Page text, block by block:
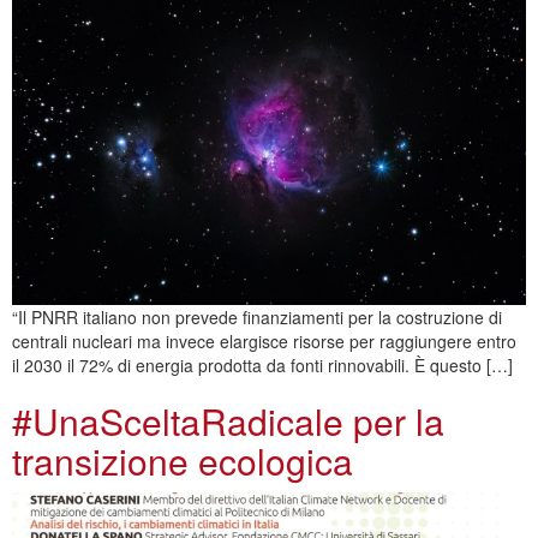
“Il PNRR italiano non prevede finanziamenti per la costruzione di
centrali nucleari ma invece elargisce risorse per raggiungere entro
il 2030 il 72% di energia prodotta da fonti rinnovabili. È questo […]
#UnaSceltaRadicale per la
transizione ecologica